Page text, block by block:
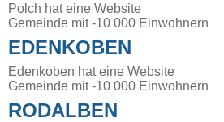
Polch hat eine Website
Gemeinde mit -10 000 Einwohnern
EDENKOBEN
Edenkoben hat eine Website
Gemeinde mit -10 000 Einwohnern
RODALBEN